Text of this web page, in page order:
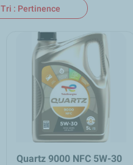
Tri : Pertinence
Quartz 9000 NFC 5W-30